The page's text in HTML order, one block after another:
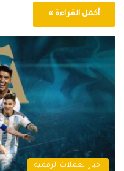
أكمل القراءة »
اخبار العملات الرقمية